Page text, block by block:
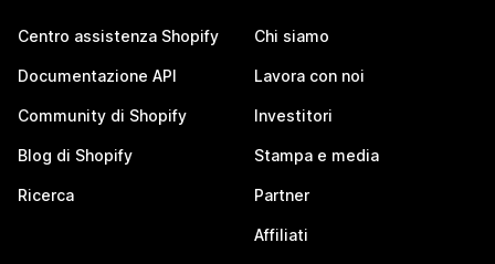
Centro assistenza Shopify
Documentazione API
Community di Shopify
Blog di Shopify
Ricerca
Chi siamo
Lavora con noi
Investitori
Stampa e media
Partner
Affiliati